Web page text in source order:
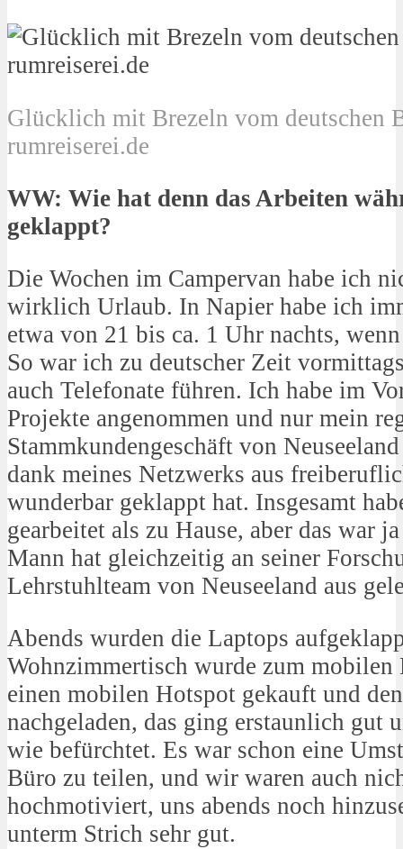
Glücklich mit Brezeln vom deutschen
rumreiserei.de
WW: Wie hat denn das Arbeiten
geklappt?
Die Wochen im Campervan habe ich
wirklich Urlaub. In Napier habe ich
etwa von 21 bis ca. 1 Uhr nachts,
So war ich zu deutscher Zeit
auch Telefonate führen. Ich habe im
Projekte angenommen und nur mein
Stammkundengeschäft von
dank meines Netzwerks aus
wunderbar geklappt hat. Insgesamt
gearbeitet als zu Hause, aber das war
Mann hat gleichzeitig an seiner
Lehrstuhlteam von Neuseeland aus
Abends wurden die Laptops
Wohnzimmertisch wurde zum mobilen
einen mobilen Hotspot gekauft und
nachgeladen, das ging erstaunlich gut
wie befürchtet. Es war schon eine
Büro zu teilen, und wir waren auch
hochmotiviert, uns abends noch
unterm Strich sehr gut.